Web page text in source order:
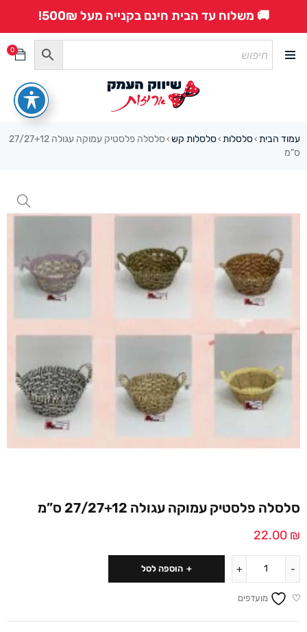
🚚 משלוח עד הבית חינם בקנייה מעל 500₪!
0
עמוד הבית ›סלסלות ›סלסלות קש ›
סלסלה פלסטיק עמוקה עגולה 27/27+12
ס”מ
סלסלה פלסטיק עמוקה עגולה 27/27+12 ס”מ
22.00 ₪
הוספה לסל
מועדפים